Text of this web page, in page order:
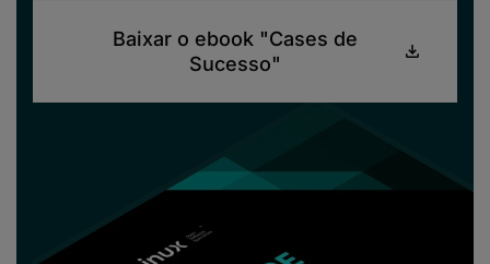
Baixar o ebook "Cases de
Sucesso"